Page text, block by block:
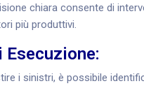
chiara consente di
più produttivi.
i sinistri, è possibile